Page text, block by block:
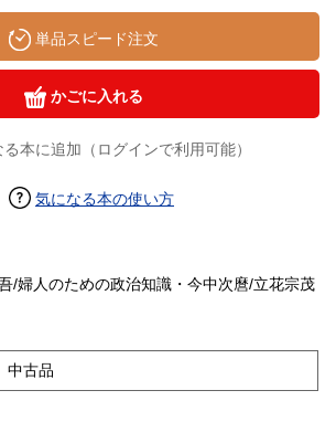
単品スピード注文
かごに入れる
本に追加（ログインで利用可能）
気になる本の使い方
/婦人のための政治知識・今中次麿/立花宗茂
中古品